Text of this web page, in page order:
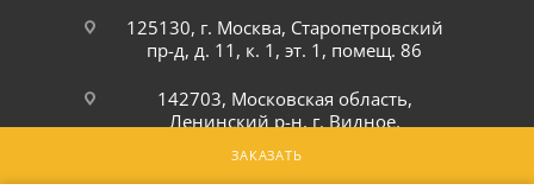
ЗАКАЗАТЬ
125130, г. Москва, Старопетровский
пр-д, д. 11, к. 1, эт. 1, помещ. 86
142703, Московская область,
Ленинский р-н, г. Видное,